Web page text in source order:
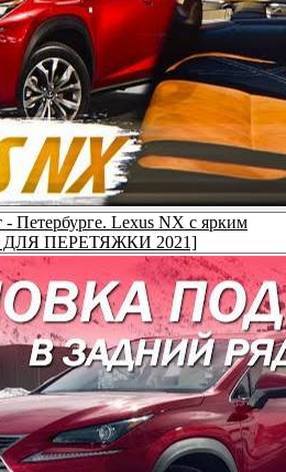
Петербурге. Lexus NX с ярким
ДЛЯ ПЕРЕТЯЖКИ 2021]